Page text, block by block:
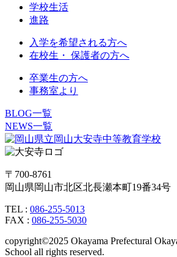
学校生活
進路
入学を希望される方へ
在校生・ 保護者の方へ
卒業生の方へ
事務室より
BLOG一覧
NEWS一覧
〒700-8761
岡山県岡山市北区北長瀬本町19番34号
TEL : 086-255-5013
FAX : 086-255-5030
copyright©2025 Okayama Prefectural
School all rights reserved.